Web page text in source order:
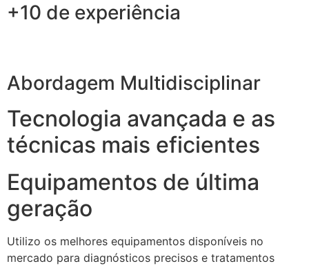
+10 de experiência
Abordagem Multidisciplinar
Tecnologia avançada e as
técnicas mais eficientes
Equipamentos de última
geração
Utilizo os melhores equipamentos disponíveis no
mercado para diagnósticos precisos e tratamentos